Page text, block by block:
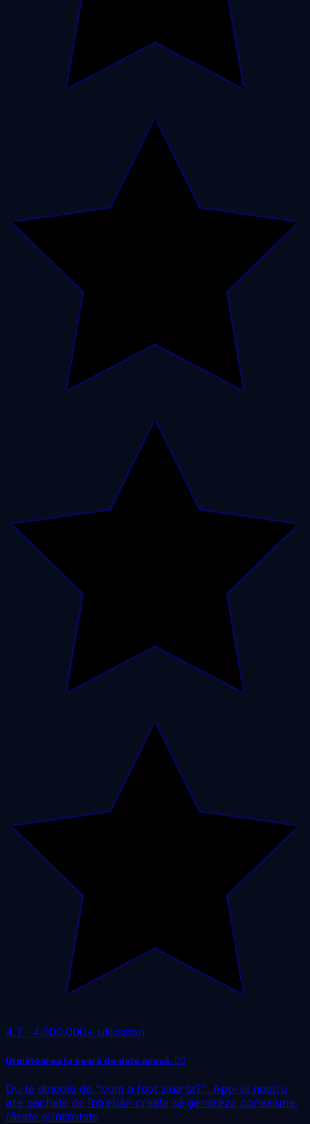
4,7 · 4.000.000+ utilizatori
Următoarea ta seară de date acasă. ❤️‍🔥
Du-te dincolo de "cum a fost ziua ta?". App-ul nostru
are pachete de întrebări create să genereze conexiune,
râsete și intimitate